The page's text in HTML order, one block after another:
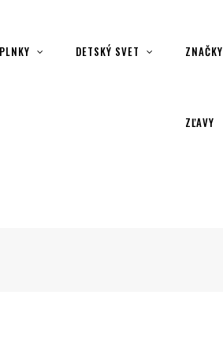
DETSKÝ SVET ZNAČKY
ZĽAVY